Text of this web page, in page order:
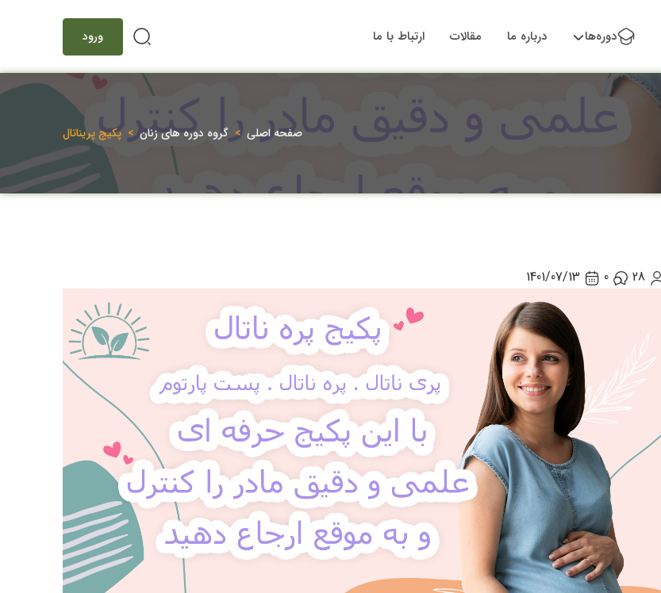
دوره‌ها درباره ما مقالات ارتباط با ما ورود
صفحه اصلی گروه دوره های زنان پکیج پریناتال
28
0
1401/07/13